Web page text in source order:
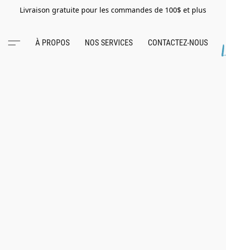
Livraison gratuite pour les commandes de 100$ et plus
À PROPOS NOS SERVICES CONTACTEZ-NOUS